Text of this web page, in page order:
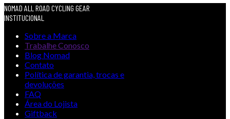
NOMAD ALL ROAD CYCLING GEAR
INSTITUCIONAL
Sobre a Marca
Trabalhe Conosco
Blog Nomad
Contato
Política de garantia, trocas e
devoluções
FAQ
Área do Lojista
Giftback